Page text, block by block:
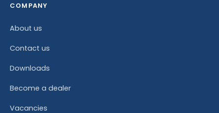
COMPANY
About us
Contact us
Downloads
Become a dealer
Vacancies